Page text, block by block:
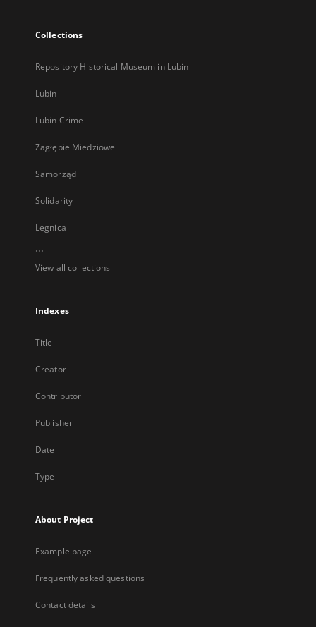
Collections
Repository Historical Museum in Lubin
Lubin
Lubin Crime
Zagłębie Miedziowe
Samorząd
Solidarity
Legnica
...
View all collections
Indexes
Title
Creator
Contributor
Publisher
Date
Type
About Project
Example page
Frequently asked questions
Contact details